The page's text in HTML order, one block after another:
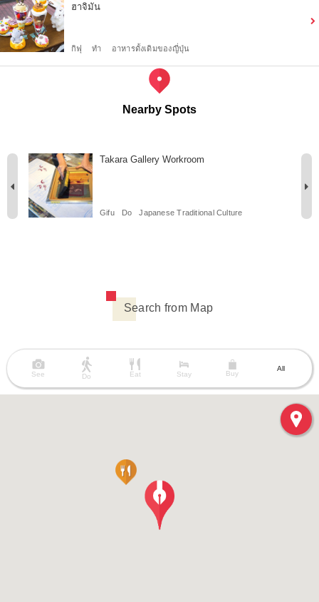
ฮาจิมัน
กิฟุ ทำ อาหารดั้งเดิมของญี่ปุ่น
Nearby Spots
Takara Gallery Workroom
Gifu Do Japanese Traditional Culture
Search from Map
See Do Eat Stay Buy
All